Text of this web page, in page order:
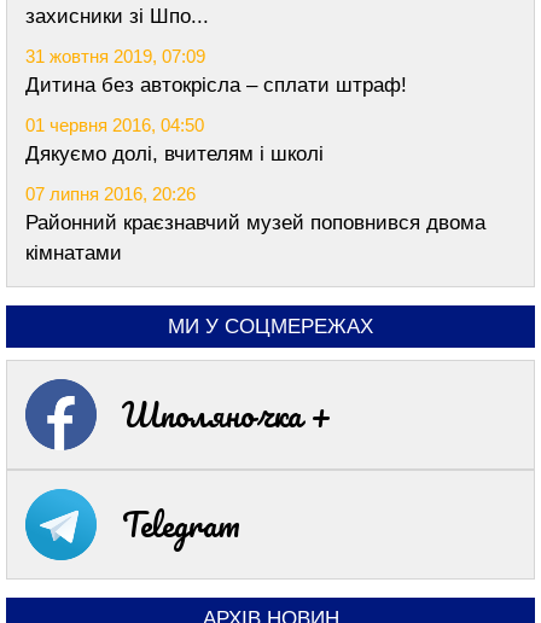
захисники зі Шпо...
31 жовтня 2019, 07:09
Дитина без автокрісла – сплати штраф!
01 червня 2016, 04:50
Дякуємо долі, вчителям і школі
07 липня 2016, 20:26
Районний краєзнавчий музей поповнився двома
кімнатами
МИ У СОЦМЕРЕЖАХ
Шполяночка +
Telegram